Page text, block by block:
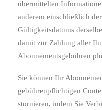
übermittelten
anderem einschließlich
Gültigkeitsdatums
damit zur Zahlung aller
Abonnementsgebühren
Sie können Ihr
gebührenpflichtigen
stornieren, indem Sie